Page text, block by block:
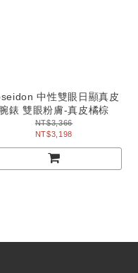
中性雙眼日顯真皮
腕錶 雙眼粉膚-真皮橘棕
NT$3,366
NT$3,198